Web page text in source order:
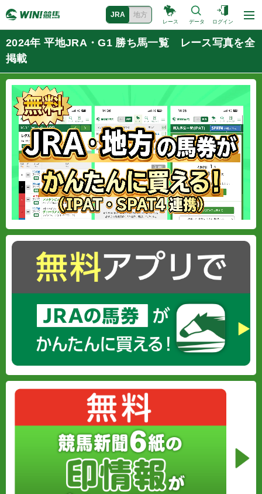
JRA 地方
レース データ ログイン
2024年 平地JRA・G1 勝ち馬一覧 レース写真を全
掲載